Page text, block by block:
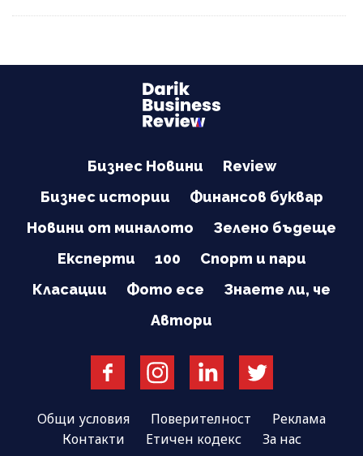
Бизнес Новини
Review
Бизнес истории
Финансов буквар
Новини от миналото
Зелено бъдеще
Експерти
100
Спорт и пари
Класации
Фото есе
Знаете ли, че
Автори
Общи условия Поверителност
Реклама
Контакти
Етичен кодекс За нас